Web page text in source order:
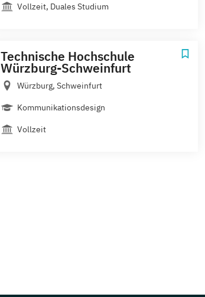
Vollzeit, Duales Studium
Technische Hochschule
Würzburg-Schweinfurt
Würzburg, Schweinfurt
Kommunikationsdesign
Vollzeit